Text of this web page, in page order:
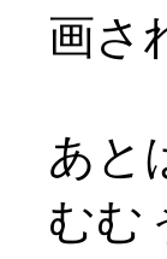
画さ
あと
むむ